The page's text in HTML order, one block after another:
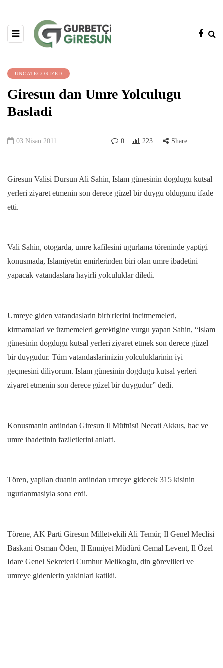
UNCATEGORIZED
Giresun dan Umre Yolculugu
Basladi
03 Nisan 2011 0 223 Share
Giresun Valisi Dursun Ali Sahin, Islam günesinin dogdugu kutsal
yerleri ziyaret etmenin son derece güzel bir duygu oldugunu ifade
etti.
Vali Sahin, otogarda, umre kafilesini ugurlama töreninde yaptigi
konusmada, Islamiyetin emirlerinden biri olan umre ibadetini
yapacak vatandaslara hayirli yolculuklar diledi.
Umreye giden vatandaslarin birbirlerini incitmemeleri,
kirmamalari ve üzmemeleri gerektigine vurgu yapan Sahin, “Islam
günesinin dogdugu kutsal yerleri ziyaret etmek son derece güzel
bir duygudur. Tüm vatandaslarimizin yolculuklarinin iyi
geçmesini diliyorum. Islam günesinin dogdugu kutsal yerleri
ziyaret etmenin son derece güzel bir duygudur” dedi.
Konusmanin ardindan Giresun Il Müftüsü Necati Akkus, hac ve
umre ibadetinin faziletlerini anlatti.
Tören, yapilan duanin ardindan umreye gidecek 315 kisinin
ugurlanmasiyla sona erdi.
Törene, AK Parti Giresun Milletvekili Ali Temür, Il Genel Meclisi
Baskani Osman Öden, Il Emniyet Müdürü Cemal Levent, Il Özel
Idare Genel Sekreteri Cumhur Melikoglu, din görevlileri ve
umreye gidenlerin yakinlari katildi.